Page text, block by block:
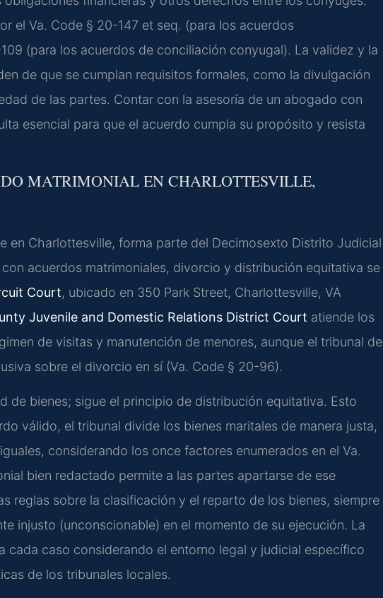
el Va. Code § 20-147 et seq. (para los acuerdos
(para los acuerdos de conciliación conyugal). La validez y la
de que se cumplan requisitos formales, como la divulgación
de las partes. Contar con la asesoría de un abogado con
esencial para que el acuerdo cumpla su propósito y resista
MATRIMONIAL EN CHARLOTTESVILLE,
en Charlottesville, forma parte del Decimosexto Distrito Judicial
acuerdos matrimoniales, divorcio y distribución equitativa se
Court, ubicado en 350 Park Street, Charlottesville, VA
Juvenile and Domestic Relations District Court atiende los
de visitas y manutención de menores, aunque el tribunal de
sobre el divorcio en sí (Va. Code § 20-96).
de bienes; sigue el principio de distribución equitativa. Esto
válido, el tribunal divide los bienes maritales de manera justa,
considerando los once factores enumerados en el Va.
bien redactado permite a las partes apartarse de ese
reglas sobre la clasificación y el reparto de los bienes, siempre
injusto (unconscionable) en el momento de su ejecución. La
cada caso considerando el entorno legal y judicial específico
de los tribunales locales.